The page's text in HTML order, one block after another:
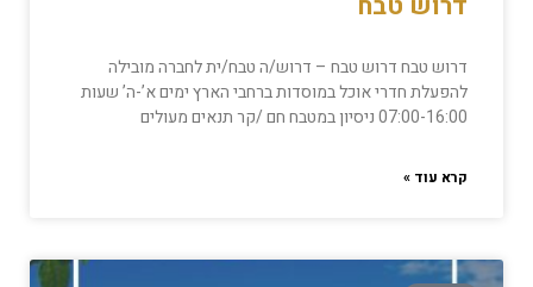
דרוש טבח דרוש טבח – דרוש/ה טבח/ית לחברה מובילה
להפעלת חדרי אוכל במוסדות ברחבי הארץ ימים א’-ה’ שעות
07:00-16:00 ניסיון במטבח חם /קר תנאים מעולים
קרא עוד »